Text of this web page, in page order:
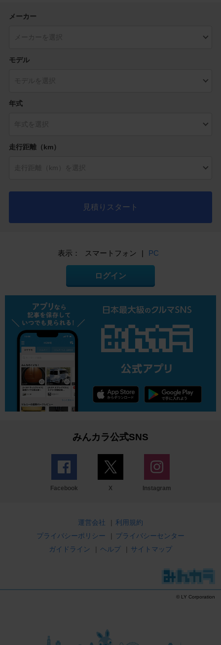
メーカー
モデル
年式
走行距離（km）
見積りスタート
表示： スマートフォン | PC
ログイン
みんカラ公式SNS
Facebook X Instagram
運営会社 | 利用規約
プライバシーポリシー
| プライバシーセンター
ガイドライン
| ヘルプ | サイトマップ
© LY Corporation